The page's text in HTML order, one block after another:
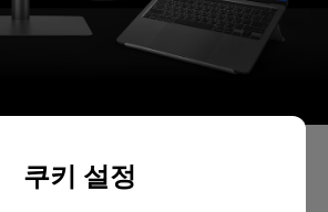
쿠키 설정